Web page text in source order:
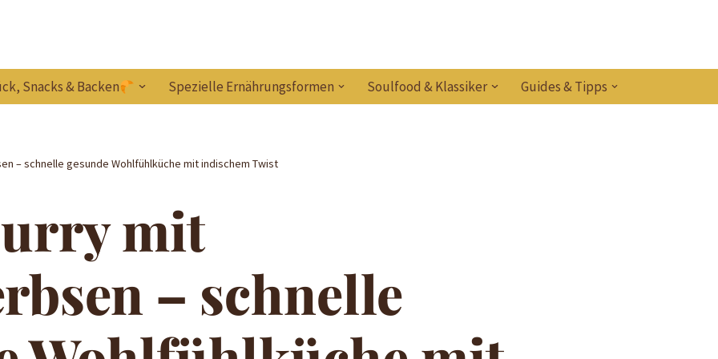
Snacks & Backen Spezielle Ernährungsformen Soulfood & Klassiker Guides & Tipps
– schnelle gesunde Wohlfühlküche mit indischem Twist
mit
– schnelle